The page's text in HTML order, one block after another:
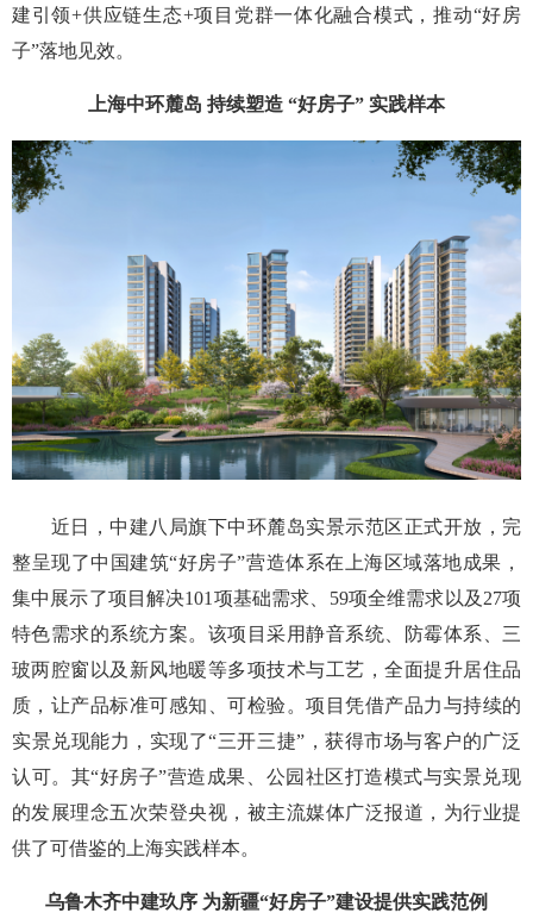
建引领+供应链生态+项目党群一体化融合模式，推动“好房
子”落地见效。
上海中环麓岛 持续塑造 “好房子” 实践样本
近日，中建八局旗下中环麓岛实景示范区正式开放，完
整呈现了中国建筑“好房子”营造体系在上海区域落地成果，
集中展示了项目解决101项基础需求、59项全维需求以及27项
特色需求的系统方案。该项目采用静音系统、防霉体系、三
玻两腔窗以及新风地暖等多项技术与工艺，全面提升居住品
质，让产品标准可感知、可检验。项目凭借产品力与持续的
实景兑现能力，实现了“三开三捷”，获得市场与客户的广泛
认可。其“好房子”营造成果、公园社区打造模式与实景兑现
的发展理念五次荣登央视，被主流媒体广泛报道，为行业提
供了可借鉴的上海实践样本。
乌鲁木齐中建玖序 为新疆“好房子”建设提供实践范例